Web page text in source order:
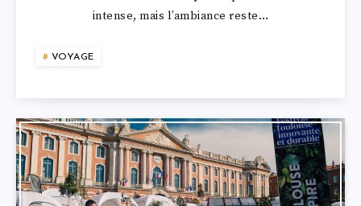
intense, mais l’ambiance reste…
VOYAGE